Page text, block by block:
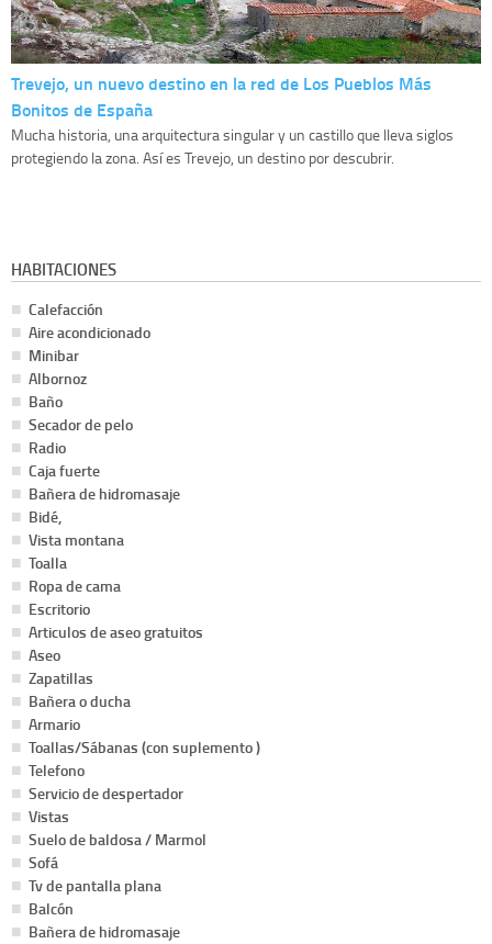
Trevejo, un nuevo destino en la red de Los Pueblos Más
Bonitos de España
Mucha historia, una arquitectura singular y un castillo que lleva siglos
protegiendo la zona. Así es Trevejo, un destino por descubrir.
HABITACIONES
Calefacción
Aire acondicionado
Minibar
Albornoz
Baño
Secador de pelo
Radio
Caja fuerte
Bañera de hidromasaje
Bidé,
Vista montana
Toalla
Ropa de cama
Escritorio
Articulos de aseo gratuitos
Aseo
Zapatillas
Bañera o ducha
Armario
Toallas/Sábanas (con suplemento )
Telefono
Servicio de despertador
Vistas
Suelo de baldosa / Marmol
Sofá
Tv de pantalla plana
Balcón
Bañera de hidromasaje